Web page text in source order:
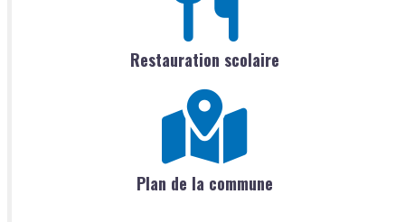
Restauration scolaire
Plan de la commune